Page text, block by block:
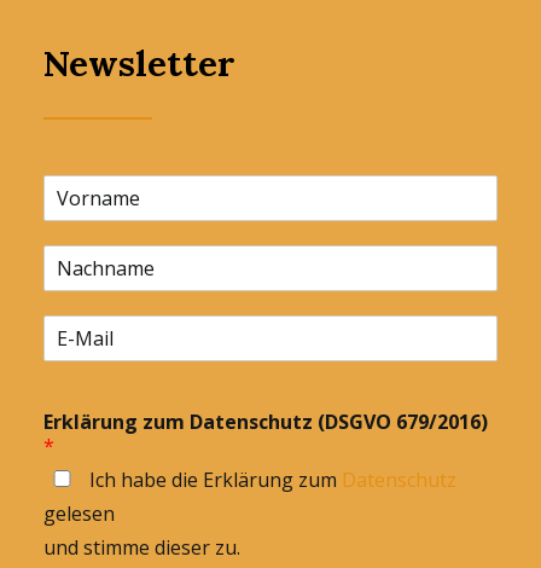
Newsletter
Erklärung zum Datenschutz (DSGVO 679/2016)
*
Ich habe die Erklärung zum Datenschutz
gelesen
und stimme dieser zu.